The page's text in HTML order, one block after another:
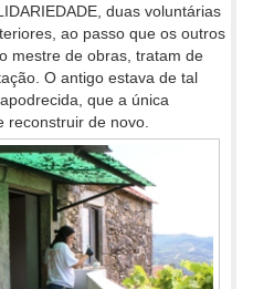
duas voluntárias
ao passo que os outros
mestre de obras, tratam de
O antigo estava de tal
que a única
reconstruir de novo.